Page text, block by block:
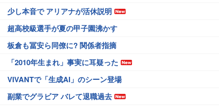
少し本音で アリアナが活休説明
超高校級選手が夏の甲子園沸かす
板倉も冨安ら同僚に? 関係者指摘
「2010年生まれ」事実に耳疑った
VIVANTで「生成AI」のシーン登場
副業でグラビア バレて退職過去